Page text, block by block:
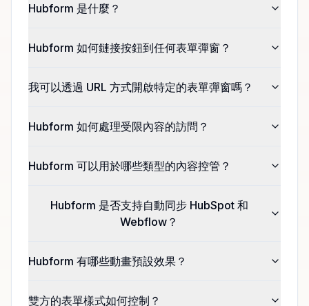
Hubform 是什麼？
Hubform 如何鏈接按鈕到任何表單彈窗？
我可以透過 URL 方式開啟特定的表單彈窗嗎？
Hubform 如何處理受限內容的訪問？
Hubform 可以用於哪些類型的內容控管？
Hubform 是否支持自動同步 HubSpot 和
Webflow？
Hubform 有哪些動畫預設效果？
雙方的表單樣式如何控制？